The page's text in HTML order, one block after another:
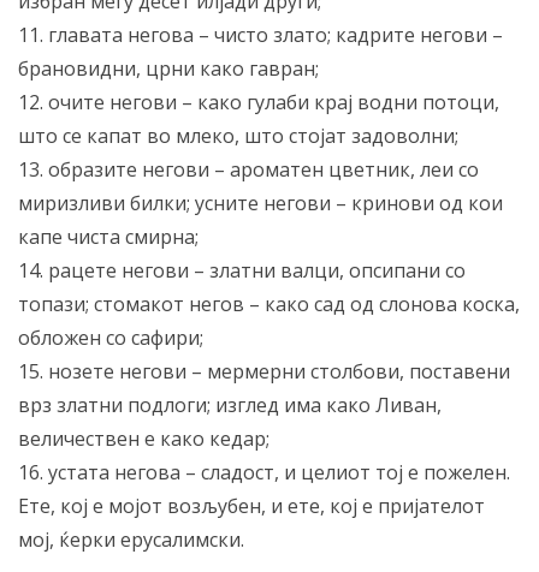
11. главата негова – чисто злато; кадрите негови –
брановидни, црни како гавран;
12. очите негови – како гулаби крај водни потоци,
што се капат во млеко, што стојат задоволни;
13. образите негови – ароматен цветник, леи со
миризливи билки; усните негови – кринови од кои
капе чиста смирна;
14. рацете негови – златни валци, опсипани со
топази; стомакот негов – како сад од слонова коска,
обложен со сафири;
15. нозете негови – мермерни столбови, поставени
врз златни подлоги; изглед има како Ливан,
величествен е како кедар;
16. устата негова – сладост, и целиот тој е пожелен.
Ете, кој е мојот возљубен, и ете, кој е пријателот
мој, ќерки ерусалимски.